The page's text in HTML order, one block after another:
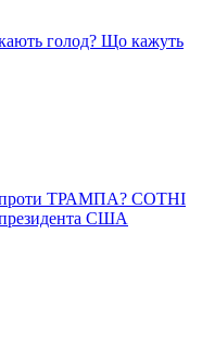
голод? Що кажуть
ТРАМПА? СОТНІ
США